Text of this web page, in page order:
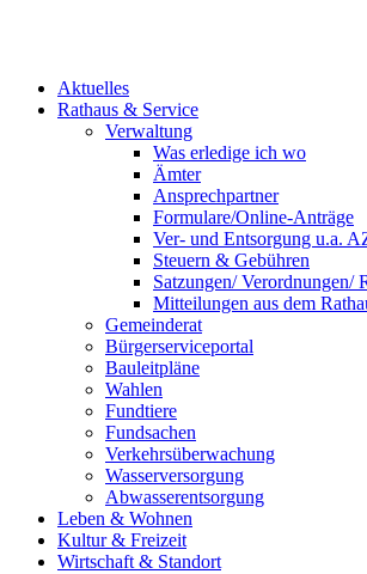
Aktuelles
Rathaus & Service
Verwaltung
Was erledige ich wo
Ämter
Ansprechpartner
Formulare/Online-Anträge
Ver- und Entsorgung u.a.
Steuern & Gebühren
Satzungen/ Verordnungen/
Mitteilungen aus dem
Gemeinderat
Bürgerserviceportal
Bauleitpläne
Wahlen
Fundtiere
Fundsachen
Verkehrsüberwachung
Wasserversorgung
Abwasserentsorgung
Leben & Wohnen
Kultur & Freizeit
Wirtschaft & Standort